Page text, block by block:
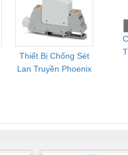
264/50-FM -
2909589
Thiết Bị Chống Sét
Lan Truyền Phoenix
Bộ